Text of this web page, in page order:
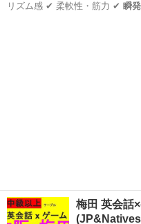
リズム感 ✔ 柔軟性・筋力 ✔ 瞬
梅田 英会話